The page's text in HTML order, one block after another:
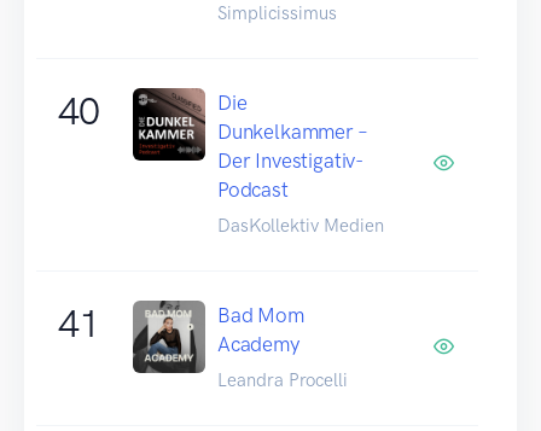
Simplicissimus
40
Die
Dunkelkammer –
Der Investigativ-
Podcast
DasKollektiv Medien
41
Bad Mom
Academy
Leandra Procelli